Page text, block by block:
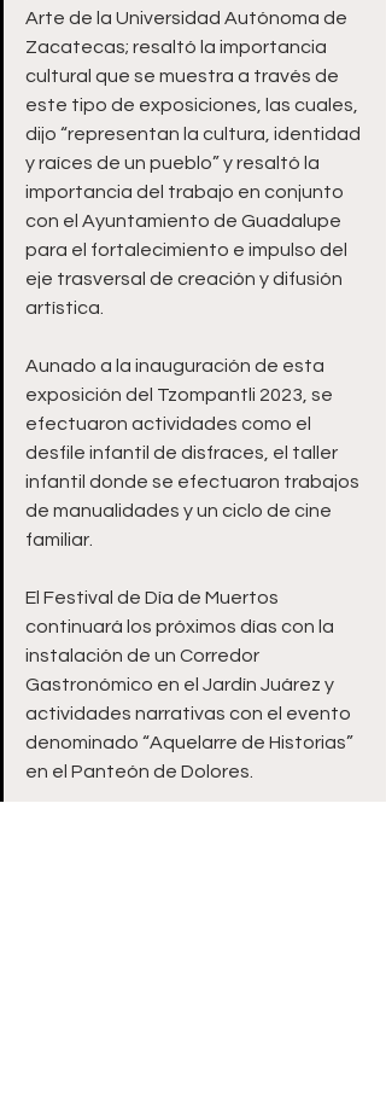
Arte de la Universidad Autónoma de
Zacatecas; resaltó la importancia
cultural que se muestra a través de
este tipo de exposiciones, las cuales,
dijo “representan la cultura, identidad
y raíces de un pueblo” y resaltó la
importancia del trabajo en conjunto
con el Ayuntamiento de Guadalupe
para el fortalecimiento e impulso del
eje trasversal de creación y difusión
artística.
Aunado a la inauguración de esta
exposición del Tzompantli 2023, se
efectuaron actividades como el
desfile infantil de disfraces, el taller
infantil donde se efectuaron trabajos
de manualidades y un ciclo de cine
familiar.
El Festival de Día de Muertos
continuará los próximos días con la
instalación de un Corredor
Gastronómico en el Jardín Juárez y
actividades narrativas con el evento
denominado “Aquelarre de Historias”
en el Panteón de Dolores.